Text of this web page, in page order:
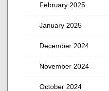
February 2025
January 2025
December 2024
November 2024
October 2024